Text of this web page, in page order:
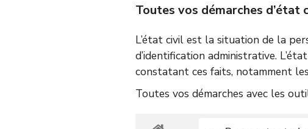
Toutes vos démarches d’état
L’état civil est la situation de la
d’identification administrative.
constatant ces faits, notamment
Toutes vos démarches avec les